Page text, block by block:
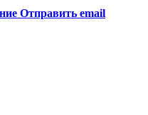
Отправить email